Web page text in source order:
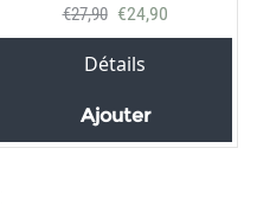
€27,90 €24,90
Détails
Ajouter